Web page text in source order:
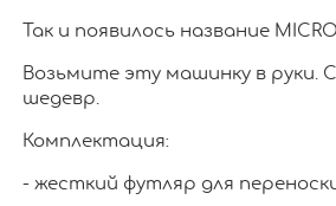
Так и появилось название
Возьмите эту машинку в руки.
шедевр.
Комплектация:
- жесткий футляр для